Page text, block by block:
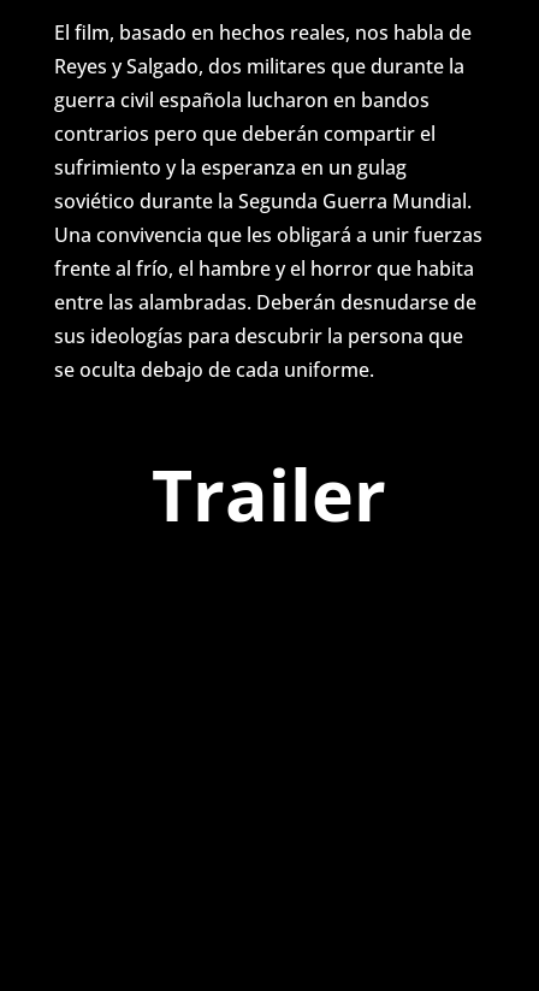
El film, basado en hechos reales, nos habla de
Reyes y Salgado, dos militares que durante la
guerra civil española lucharon en bandos
contrarios pero que deberán compartir el
sufrimiento y la esperanza en un gulag
soviético durante la Segunda Guerra Mundial.
Una convivencia que les obligará a unir fuerzas
frente al frío, el hambre y el horror que habita
entre las alambradas. Deberán desnudarse de
sus ideologías para descubrir la persona que
se oculta debajo de cada uniforme.
Trailer